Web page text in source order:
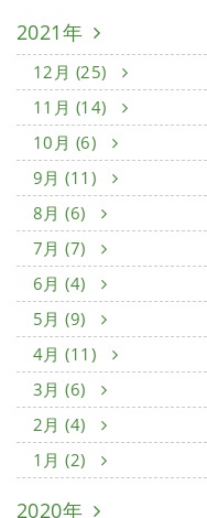
2021年
12月 (25)
11月 (14)
10月 (6)
9月 (11)
8月 (6)
7月 (7)
6月 (4)
5月 (9)
4月 (11)
3月 (6)
2月 (4)
1月 (2)
2020年